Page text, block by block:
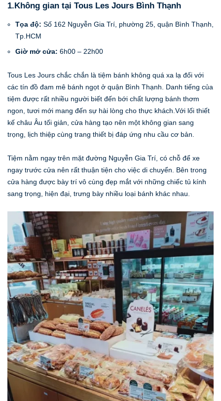
1.Không gian tại Tous Les Jours Bình Thạnh
Tọa độ: Số 162 Nguyễn Gia Trí, phường 25, quận Bình Thạnh,
Tp.HCM
Giờ mở cửa: 6h00 – 22h00
Tous Les Jours chắc chắn là tiệm bánh không quá xa lạ đối với
các tín đồ đam mê bánh ngọt ở quận Bình Thạnh. Danh tiếng của
tiệm được rất nhiều người biết đến bới chất lượng bánh thơm
ngon, tươi mới mang đến sự hài lòng cho thực khách.Với lối thiết
kế châu Âu tối giản, cửa hàng tạo nên một không gian sang
trọng, lịch thiệp cùng trang thiết bị đáp ứng nhu cầu cơ bản.
Tiệm nằm ngay trên mặt đường Nguyễn Gia Trí, có chỗ để xe
ngay trước cửa nên rất thuận tiện cho việc di chuyển. Bên trong
cửa hàng được bày trí vô cùng đẹp mắt với những chiếc tủ kính
sang trọng, hiện đại, trưng bày nhiều loại bánh khác nhau.